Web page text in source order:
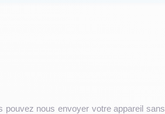
pouvez nous envoyer votre appareil sans